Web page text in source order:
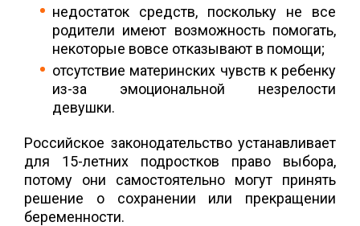
недостаток средств, поскольку не все
родители имеют возможность помогать,
некоторые вовсе отказывают в помощи;
отсутствие материнских чувств к ребенку
из-за эмоциональной незрелости
девушки.
Российское законодательство устанавливает
для 15-летних подростков право выбора,
потому они самостоятельно могут принять
решение о сохранении или прекращении
беременности.